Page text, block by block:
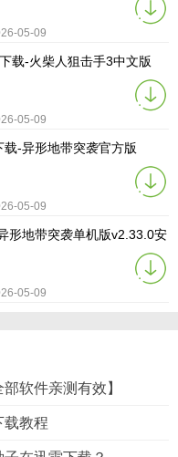
05-09
载-火柴人狙击手3中文版
05-09
-异形地带突袭官方版
05-09
形地带突袭单机版v2.33.0安
05-09
软件亲测有效】
载教程